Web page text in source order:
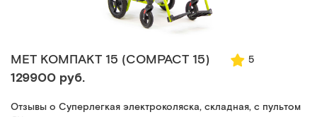
MET КОМПАКТ 15 (COMPACT 15) 5
129900 руб.
Отзывы о Суперлегкая электроколяска, складная, с пультом